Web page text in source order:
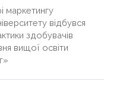
маркетингу
відбувся
здобувачів
вищої освіти